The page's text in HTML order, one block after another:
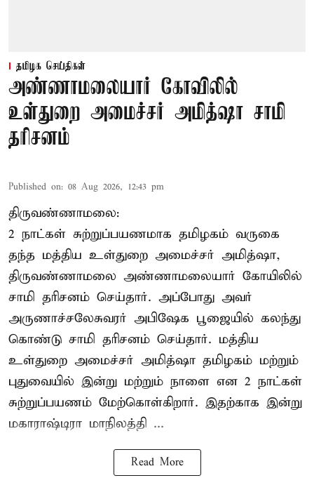
தமிழக செய்திகள்
அண்ணாமலையார் கோவிலில்
உள்துறை அமைச்சர் அமித்ஷா சாமி
தரிசனம்
Published on: 08 Aug 2026, 12:43 pm
திருவண்ணாமலை:
2 நாட்கள் சுற்றுப்பயணமாக தமிழகம் வருகை
தந்த மத்திய உள்துறை அமைச்சர் அமித்ஷா,
திருவண்ணாமலை அண்ணாமலையார் கோயிலில்
சாமி தரிசனம் செய்தார். அப்போது அவர்
அருணாச்சலேசுவரர் அபிஷேக பூஜையில் கலந்து
கொண்டு சாமி தரிசனம் செய்தார். மத்திய
உள்துறை அமைச்சர் அமித்ஷா தமிழகம் மற்றும்
புதுவையில் இன்று மற்றும் நாளை என 2 நாட்கள்
சுற்றுப்பயணம் மேற்கொள்கிறார். இதற்காக இன்று
மகாராஷ்டிரா மாநிலத்தி ...
Read More